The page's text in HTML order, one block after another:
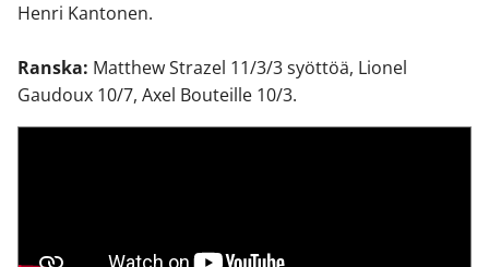
Henri Kantonen.
Ranska: Matthew Strazel 11/3/3 syöttöä, Lionel
Gaudoux 10/7, Axel Bouteille 10/3.